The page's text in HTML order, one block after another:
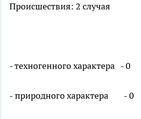
Происшествия: 2 случая
- техногенного характера - 0
- природного характера - 0